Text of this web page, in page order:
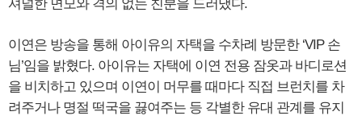
셔널한 면모와 격의 없는 친분을 드러냈다.
이연은 방송을 통해 아이유의 자택을 수차례 방문한 ‘VIP 손
님’임을 밝혔다. 아이유는 자택에 이연 전용 잠옷과 바디로션
을 비치하고 있으며 이연이 머무를 때마다 직접 브런치를 차
려주거나 명절 떡국을 끓여주는 등 각별한 유대 관계를 유지